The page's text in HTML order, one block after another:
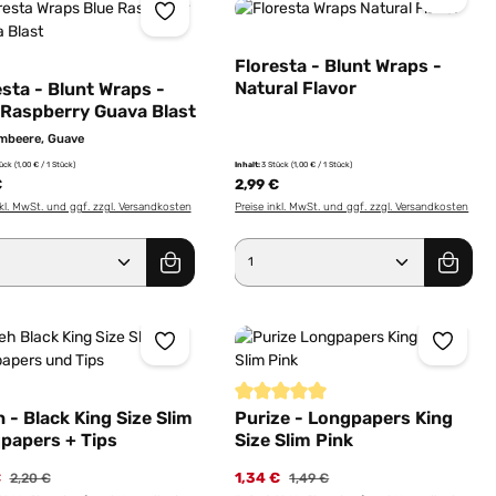
benutze die Schaltflächen um die
Wert ein oder benutze die
- Blunt Wraps -
Guava Blast
Guave
(1,00 € / 1 Stück)
MwSt. und ggf. zzgl. Versandkosten
Anzahl: Gib den gewünschten
Floresta - Blunt Wraps -
Natural Flavor
Inhalt:3 Stück(1,00 € / 1 Stück)
2,99 €
Preise inkl. MwSt. und ggf. zzgl. Versandkosten
Produkt Anzahl: Gib
- Black King Size Slim
+ Tips
2,20 €
Durchschnittliche Bewertung von 5
Purize - Longpapers King
Size Slim Pink
1,34 € 1,49 €